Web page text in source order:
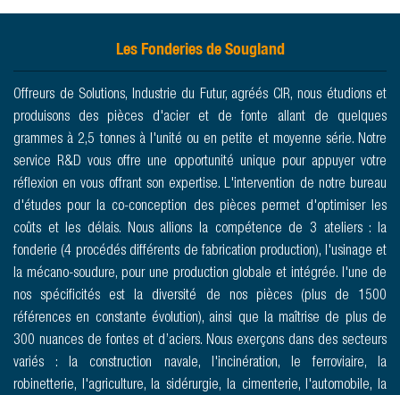
Les Fonderies de Sougland
Offreurs de Solutions, Industrie du Futur, agréés CIR, nous étudions et
produisons des pièces d'acier et de fonte allant de quelques
grammes à 2,5 tonnes à l'unité ou en petite et moyenne série. Notre
service R&D vous offre une opportunité unique pour appuyer votre
réflexion en vous offrant son expertise. L'intervention de notre bureau
d'études pour la co-conception des pièces permet d'optimiser les
coûts et les délais. Nous allions la compétence de 3 ateliers : la
fonderie (4 procédés différents de fabrication production), l'usinage et
la mécano-soudure, pour une production globale et intégrée. l'une de
nos spécificités est la diversité de nos pièces (plus de 1500
références en constante évolution), ainsi que la maîtrise de plus de
300 nuances de fontes et d’aciers. Nous exerçons dans des secteurs
variés : la construction navale, l'incinération, le ferroviaire, la
robinetterie, l'agriculture, la sidérurgie, la cimenterie, l'automobile, la